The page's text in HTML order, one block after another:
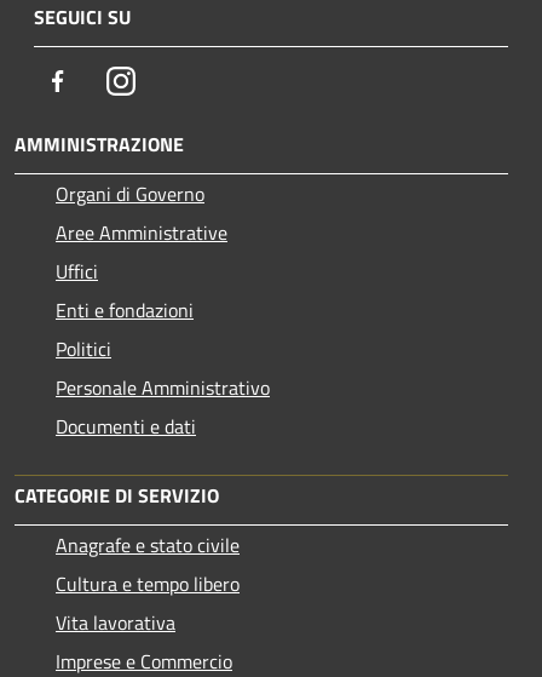
SEGUICI SU
FacebookInstagram
AMMINISTRAZIONE
Organi di Governo
Aree Amministrative
Uffici
Enti e fondazioni
Politici
Personale Amministrativo
Documenti e dati
CATEGORIE DI SERVIZIO
Anagrafe e stato civile
Cultura e tempo libero
Vita lavorativa
Imprese e Commercio